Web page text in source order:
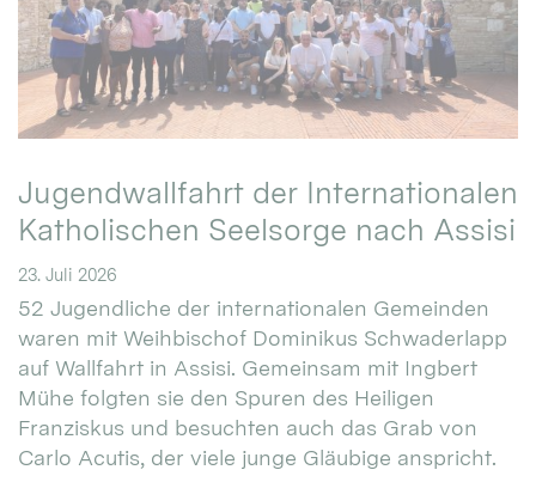
Jugendwallfahrt der Internationalen
Katholischen Seelsorge nach Assisi
23. Juli 2026
52 Jugendliche der internationalen Gemeinden
waren mit Weihbischof Dominikus Schwaderlapp
auf Wallfahrt in Assisi. Gemeinsam mit Ingbert
Mühe folgten sie den Spuren des Heiligen
Franziskus und besuchten auch das Grab von
Carlo Acutis, der viele junge Gläubige anspricht.